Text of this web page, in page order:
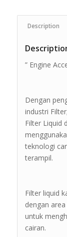
Description
” Engine
Dengan
industri
Filter Liquid
teknologi
terampil.
Filter liquid
dengan
untuk
cairan.